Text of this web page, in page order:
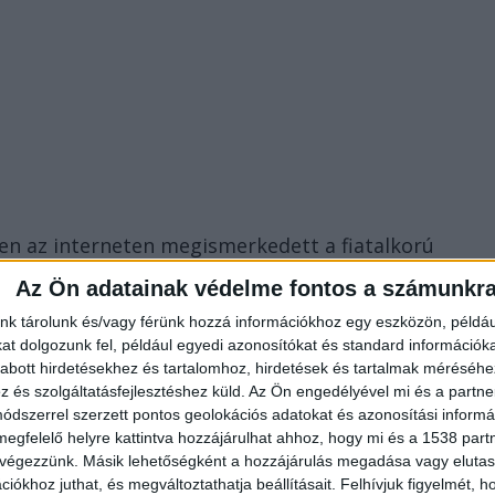
Az Ön adatainak védelme fontos a
tárolunk és/vagy férünk hozzá információkhoz egy eszközön,
dolgozunk fel, például egyedi azonosítókat és standard
hirdetésekhez és tartalomhoz, hirdetések és tartalmak
és szolgáltatásfejlesztéshez küld. Az Ön engedélyével mi és a
szerzett pontos geolokációs adatokat és azonosítási
helyre kattintva hozzájárulhat ahhoz, hogy mi és a 1538
Másik lehetőségként a hozzájárulás megadása vagy
juthat, és megváltoztathatja beállításait. Felhívjuk figyelmét,
az interneten megismerkedett a fiatalkorú
Ezt követően lelki támaszt és pénzügyi
viszony alakuljon ki közöttük.
a kisfiú édesanyjával, akivel
kapcsolatba került, de mindezt tette azért,
együtt a kisfiúval. Hogy a fiatalkorú gyerekkel a